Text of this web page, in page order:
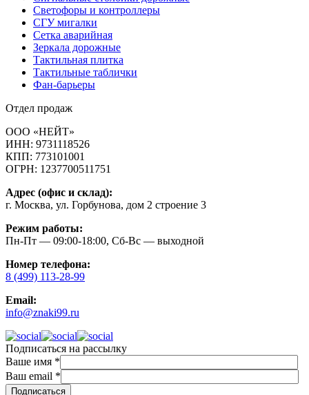
Светофоры и контроллеры
СГУ мигалки
Cетка аварийная
Зеркала дорожные
Тактильная плитка
Тактильные таблички
Фан-барьеры
Отдел продаж
ООО «НЕЙТ»
ИНН: 9731118526
КПП: 773101001
ОГРН: 1237700511751
Адрес (офис и склад):
г. Москва, ул. Горбунова, дом 2 строение 3
Режим работы:
Пн-Пт — 09:00-18:00, Сб-Вс — выходной
Номер телефона:
8 (499) 113-28-99
Email:
info@znaki99.ru
Подписаться на рассылку
Ваше имя *
Ваш email *